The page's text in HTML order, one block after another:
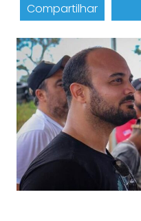
Compartilhar